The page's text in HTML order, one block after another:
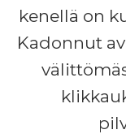
kenellä on
Kadonnut